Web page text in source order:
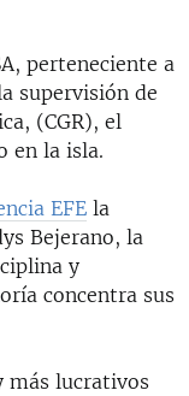
perteneciente a
supervisión de
(CGR), el
en la isla.
EFE la
Bejerano, la
y
concentra sus
más lucrativos